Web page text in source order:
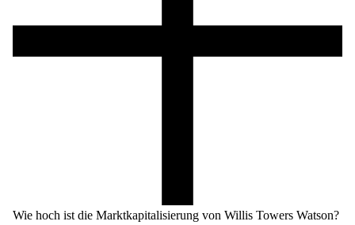
Wie hoch ist die Marktkapitalisierung von Willis Towers Watson?